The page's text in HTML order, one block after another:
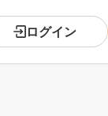
ログイン